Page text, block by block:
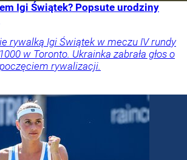
Igi Świątek? Popsute urodziny
rywalką Igi Świątek w meczu IV rundy
w Toronto. Ukrainka zabrała głos o
rywalizacji.